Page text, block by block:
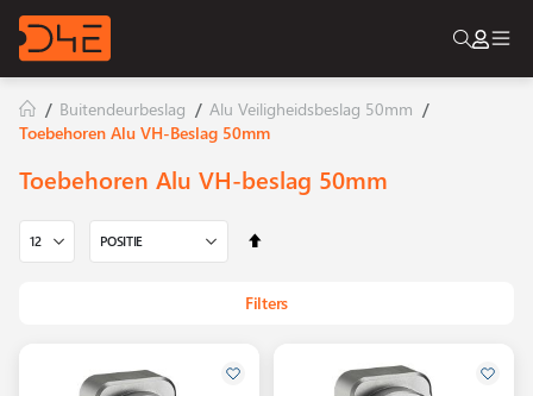
Buitendeurbeslag
Alu Veiligheidsbeslag 50mm
Toebehoren Alu VH-Beslag 50mm
Toebehoren Alu VH-beslag 50mm
Filters
Van
laag